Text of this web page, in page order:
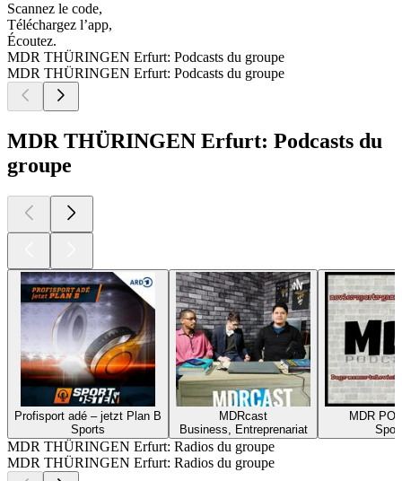
Scannez le code,
Téléchargez l’app,
Écoutez.
MDR THÜRINGEN Erfurt: Podcasts du groupe
MDR THÜRINGEN Erfurt: Podcasts du groupe
MDR THÜRINGEN Erfurt: Podcasts du
groupe
Profisport adé – jetzt Plan B
Sports
MDRcast
Business, Entreprenariat
MDR
MDR THÜRINGEN Erfurt: Radios du groupe
MDR THÜRINGEN Erfurt: Radios du groupe